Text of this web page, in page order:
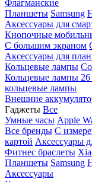
Флагманские
Планшеты Samsung
Аксессуары для
Кнопочные
С большим экраном
Аксессуары для
Кольцевые лампы
Кольцевые лампы 26
кольцевые лампы
Внешние
Гаджеты Все
Умные часы Apple
Все бренды C
картой Аксессуары
Фитнес браслеты
Планшеты Samsung
Аксессуары